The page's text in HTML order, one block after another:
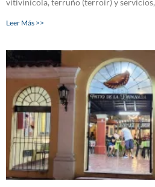
vitivinícola, terruño (terroir) y
Leer Más >>